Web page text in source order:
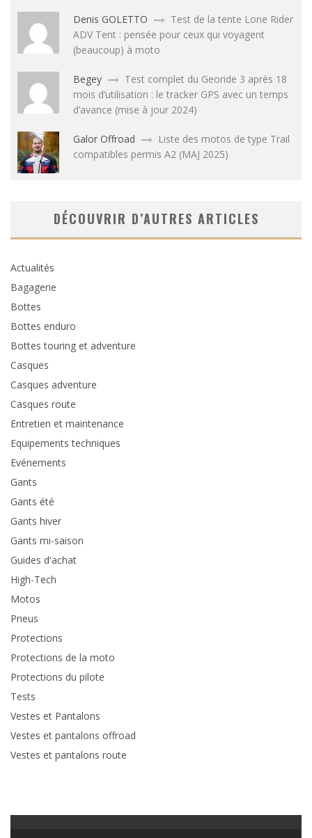
Denis GOLETTO
Test de la tente Lone Rider
ADV Tent : pensée pour ceux qui voyagent
(beaucoup) à moto
Begey
Test complet du Georide 3 après 18
mois d’utilisation : le tracker GPS avec un temps
d’avance (mise à jour 2024)
Galor Offroad
Liste des motos de type Trail
compatibles permis A2 (MAJ 2025)
DÉCOUVRIR D’AUTRES ARTICLES
Actualités
Bagagerie
Bottes
Bottes enduro
Bottes touring et adventure
Casques
Casques adventure
Casques route
Entretien et maintenance
Equipements techniques
Evénements
Gants
Gants été
Gants hiver
Gants mi-saison
Guides d'achat
High-Tech
Motos
Pneus
Protections
Protections de la moto
Protections du pilote
Tests
Vestes et Pantalons
Vestes et pantalons offroad
Vestes et pantalons route